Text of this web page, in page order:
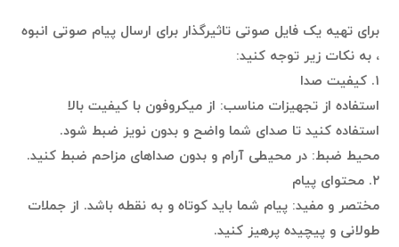
برای تهیه یک فایل صوتی تاثیرگذار برای ارسال پیام صوتی انبوه
، به نکات زیر توجه کنید:
۱. کیفیت صدا
استفاده از تجهیزات مناسب: از میکروفون با کیفیت بالا
استفاده کنید تا صدای شما واضح و بدون نویز ضبط شود.
محیط ضبط: در محیطی آرام و بدون صداهای مزاحم ضبط کنید.
۲. محتوای پیام
مختصر و مفید: پیام شما باید کوتاه و به نقطه باشد. از جملات
طولانی و پیچیده پرهیز کنید.